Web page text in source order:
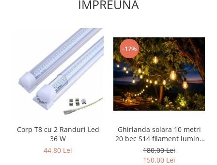
IMPREUNA
Corp T8 cu 2 Randuri Led
36 W
44,80 Lei
-17%
Ghirlanda solara 10 metri
20 bec S14 filament lumina
calda
180,00 Lei
150,00 Lei